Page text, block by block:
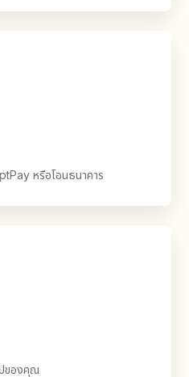
หรือโอนธนาคาร
ของคุณ